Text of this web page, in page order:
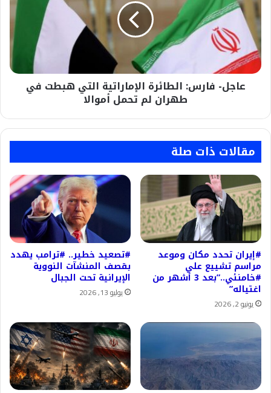
الإماراتية
التي
هبطت
في
طهران
لم
تحملعاجل- فارس: الطائرة الإماراتية التي هبطت في
طهران لم تحمل أموالا
مقالات ذات صلة
#إيران تحدد مكان وموعد
مراسم تشييع علي
#خامنئي..”بعد 3 أشهر من
اغتياله”
يونيو 2, 2026
#تصعيد خطير.. #ترامب يهدد
بقصف المنشآت النووية
الإيرانية تحت الجبال
يوليو 13, 2026